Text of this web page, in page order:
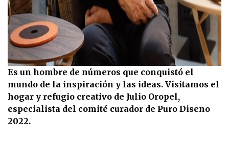
Es un hombre de números que conquistó el
mundo de la inspiración y las ideas. Visitamos el
hogar y refugio creativo de Julio Oropel,
especialista del comité curador de Puro Diseño
2022.